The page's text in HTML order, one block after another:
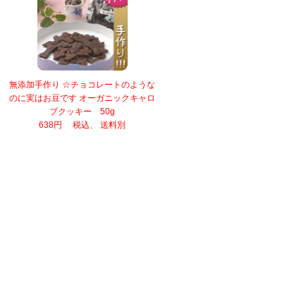
無添加手作り ☆チョコレートのような
のに実はお豆です オーガニックキャロ
ブクッキー 50g
638円 税込、 送料別